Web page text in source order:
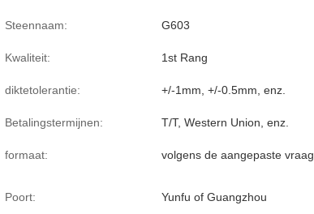
Steennaam: G603
Kwaliteit: 1st Rang
diktetolerantie: +/-1mm, +/-0.5mm, enz.
Betalingstermijnen: T/T, Western Union, enz.
formaat: volgens de aangepaste vraag
Poort: Yunfu of Guangzhou